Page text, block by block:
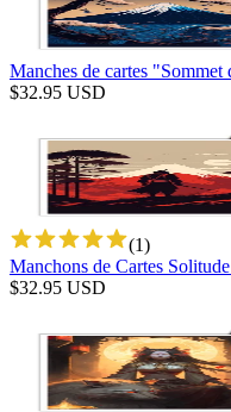
Manches de cartes "Sommet
$32.95 USD
(1)
Manchons de Cartes
$32.95 USD